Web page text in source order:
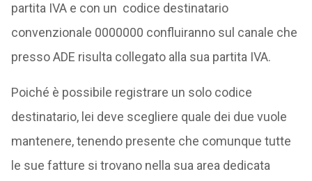
partita IVA e con un codice destinatario
convenzionale 0000000 confluiranno sul canale che
presso ADE risulta collegato alla sua partita IVA.
Poiché è possibile registrare un solo codice
destinatario, lei deve scegliere quale dei due vuole
mantenere, tenendo presente che comunque tutte
le sue fatture si trovano nella sua area dedicata